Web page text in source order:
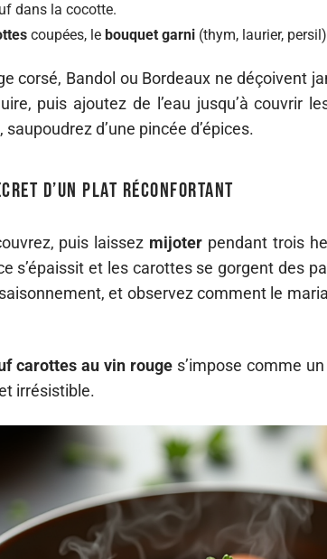
dans la cocotte.
coupées, le bouquet garni (thym, laurier,
corsé, Bandol ou Bordeaux ne déçoivent
puis ajoutez de l’eau jusqu’à couvrir
saupoudrez d’une pincée d’épices.
d’un plat réconfortant
puis laissez mijoter pendant trois
s’épaissit et les carottes se gorgent des
et observez comment le
carottes au vin rouge s’impose comme
irrésistible.